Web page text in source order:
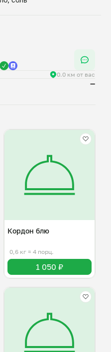
0.0 км от вас
—
Кордон блю
0,6 кг ≈ 4 порц.
1 050 ₽